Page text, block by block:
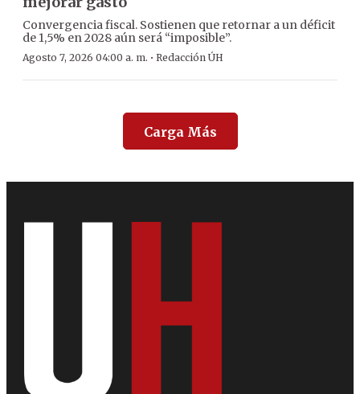
Convergencia fiscal. Sostienen que retornar a un déficit
de 1,5% en 2028 aún será “imposible”.
Agosto 7, 2026 04:00 a. m. · Redacción ÚH
Carga Más